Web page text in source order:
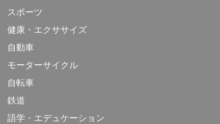
スポーツ
健康・エクササイズ
自動車
モーターサイクル
自転車
鉄道
語学・エデュケーション